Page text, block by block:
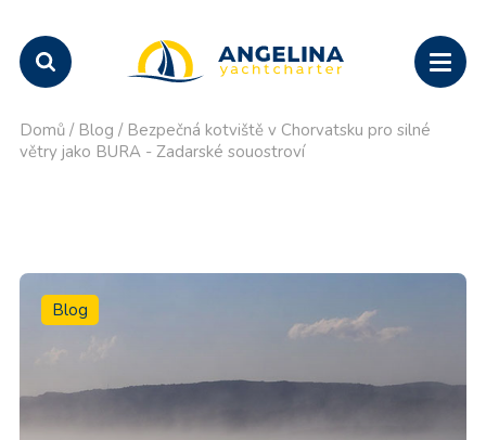
Domů / Blog / Bezpečná kotviště v Chorvatsku pro silné
větry jako BURA - Zadarské souostroví
Blog